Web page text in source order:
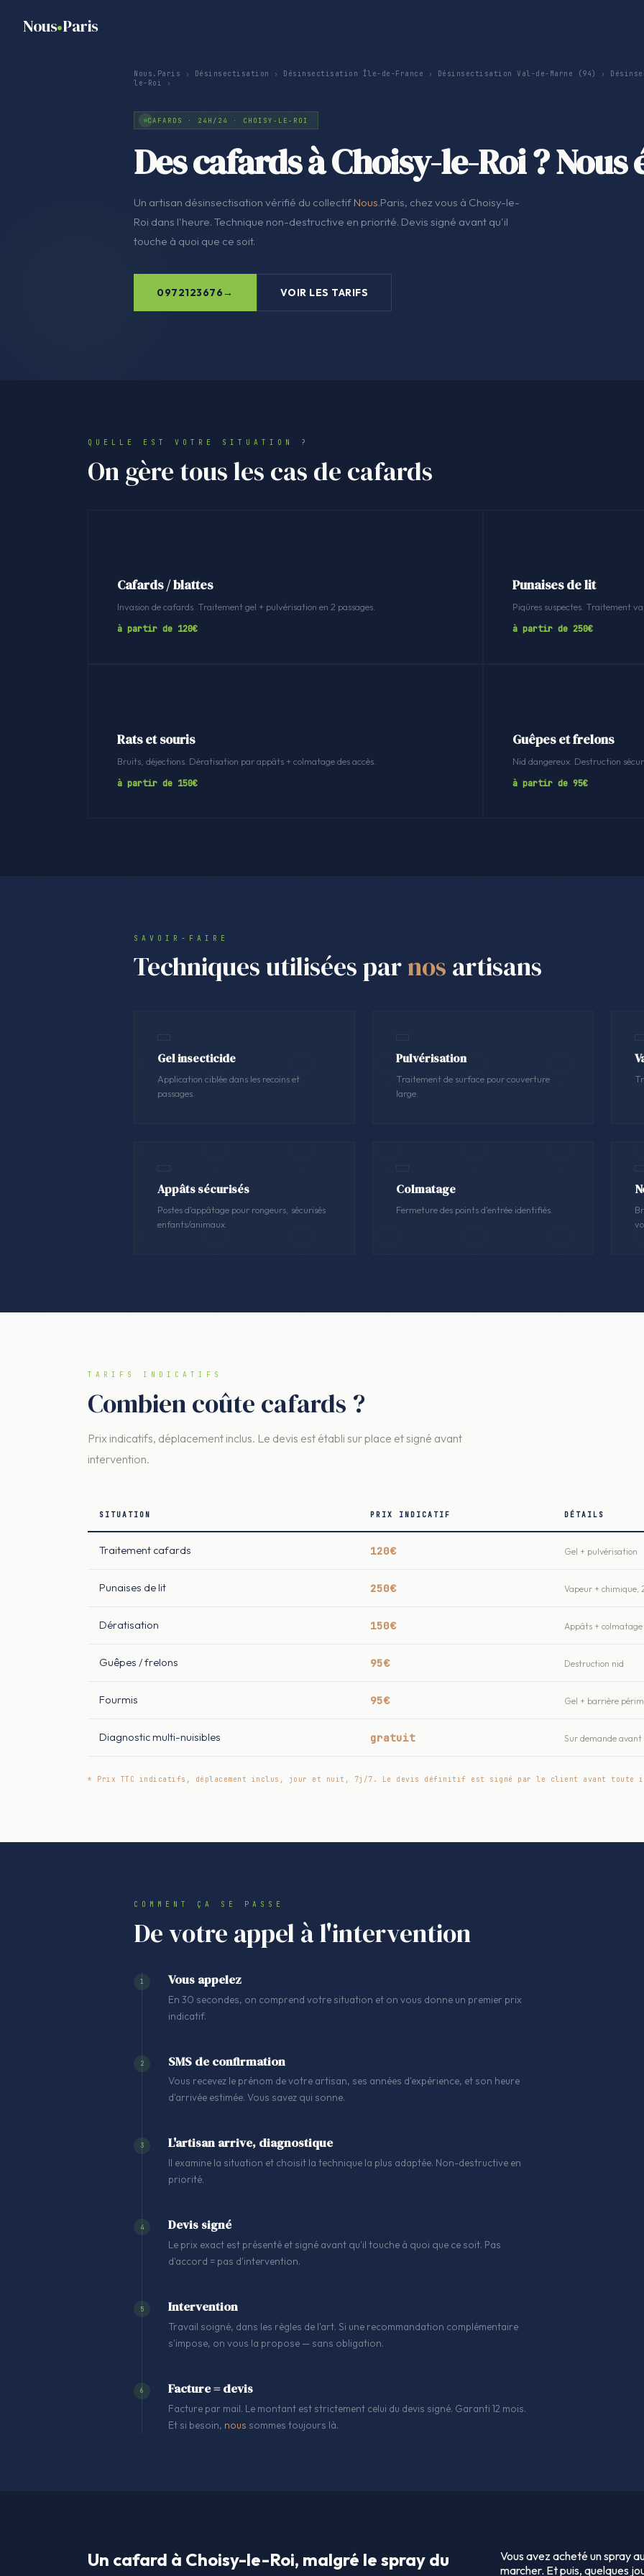
Nous Paris
Nous.Paris › Désinsectisation › Désinsectisation Île-de-France › Désinsectisation Val-de-Marne (94) ›
le-Roi ›
CAFARDS · 24H/24 · CHOISY-LE-ROI
Des cafards à Choisy-le-Roi ?
Un artisan désinsectisation vérifié du collectifNous.Paris, chez vous à Choisy-le-
Roi dans l'heure. Technique non-destructive en priorité. Devis signé avant qu'il
touche à quoi que ce soit.
0972123676 VOIR LES TARIFS
QUELLE EST VOTRE SITUATION ?
On gère tous les cas de cafards
Cafards / blattes
Invasion de cafards. Traitement gel + pulvérisation en 2 passages.
à partir de 120€
Punaises de lit
Piqûres suspectes. Traitement
à partir de 250€
Rats et souris
Bruits, déjections. Dératisation par appâts + colmatage des accès.
à partir de 150€
Guêpes et frelons
Nid dangereux. Destruction
à partir de 95€
SAVOIR-FAIRE
Techniques utilisées parnos artisans
Gel insecticide
Application ciblée dans les recoins et
passages.
Pulvérisation
Traitement de surface pour couverture
large.
Appâts sécurisés
Postes d'appâtage pour rongeurs, sécurisés
enfants/animaux.
Colmatage
Fermeture des points d'entrée identifiés.
TARIFS INDICATIFS
Combien coûte cafards ?
Prix indicatifs, déplacement inclus. Le devis est établi sur place et signé avant
intervention.
SITUATION PRIX INDICATIF DÉTAILS
Traitement cafards 120€ Gel + pulvérisation
Punaises de lit 250€ Vapeur + chimique,
Dératisation 150€ Appâts + colmatage
Guêpes / frelons 95€ Destruction nid
Fourmis 95€ Gel + barrière
Diagnostic multi-nuisibles gratuit Sur demande
* Prix TTC indicatifs, déplacement inclus, jour et nuit, 7j/7. Le devis définitif est signé par le client avant toute
COMMENT ÇA SE PASSE
De votre appel à l'intervention
1 Vous appelez
En 30 secondes, on comprend votre situation et on vous donne un premier prix
indicatif.
2 SMS de confirmation
Vous recevez le prénom de votre artisan, ses années d'expérience, et son heure
d'arrivée estimée. Vous savez qui sonne.
3 L'artisan arrive, diagnostique
Il examine la situation et choisit la technique la plus adaptée. Non-destructive en
priorité.
4 Devis signé
Le prix exact est présenté et signé avant qu'il touche à quoi que ce soit. Pas
d'accord = pas d'intervention.
5 Intervention
Travail soigné, dans les règles de l'art. Si une recommandation complémentaire
s'impose, on vous la propose — sans obligation.
6 Facture = devis
Facture par mail. Le montant est strictement celui du devis signé. Garanti 12 mois.
Et si besoin, nous sommes toujours là.
Un cafard à Choisy-le-Roi, malgré le spray du
Vous avez acheté un spray
marcher. Et puis, quelques